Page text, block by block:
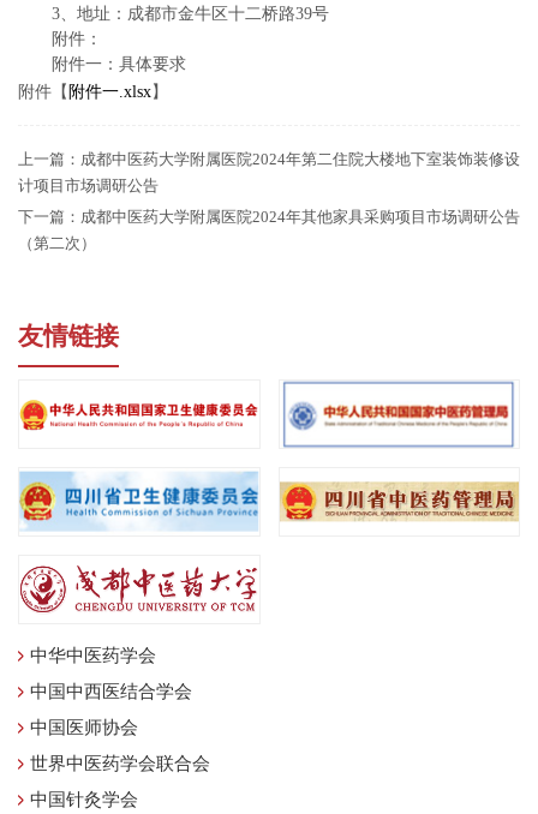
3、地址：成都市金牛区十二桥路39号
附件：
附件一：具体要求
附件【 附件一.xlsx】
上一篇： 成都中医药大学附属医院2024年第二住院大楼地下室装饰装修设
计项目市场调研公告
下一篇： 成都中医药大学附属医院2024年其他家具采购项目市场调研公告
（第二次）
友情链接
中华中医药学会
中国中西医结合学会
中国医师协会
世界中医药学会联合会
中国针灸学会